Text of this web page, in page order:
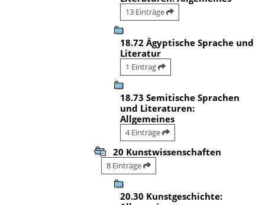
13 Einträge
18.72 Ägyptische Sprache und
Literatur
1 Eintrag
18.73 Semitische Sprachen
und Literaturen:
Allgemeines
4 Einträge
20 Kunstwissenschaften
8 Einträge
20.30 Kunstgeschichte: